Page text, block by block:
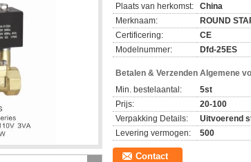
Plaats van herkomst:
China
Merknaam:
ROUND
Certificering:
CE
Modelnummer:
Dfd-25ES
Betalen & Verzenden Algemene
Min. bestelaantal:
5st
Prijs:
20-100
Verpakking Details:
Uitvoerend
Levering vermogen:
500
Contact